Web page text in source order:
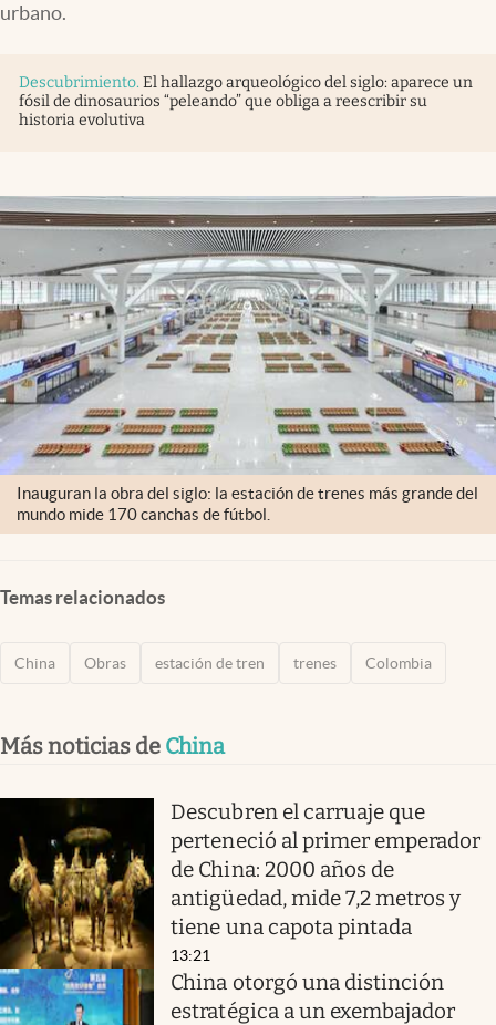
urbano.
Descubrimiento. El hallazgo arqueológico del siglo: aparece un
fósil de dinosaurios “peleando” que obliga a reescribir su
historia evolutiva
Inauguran la obra del siglo: la estación de trenes más grande del
mundo mide 170 canchas de fútbol.
Temas relacionados
China Obras estación de tren trenes Colombia
Más noticias de China
Descubren el carruaje que
perteneció al primer emperador
de China: 2000 años de
antigüedad, mide 7,2 metros y
tiene una capota pintada
13:21
China otorgó una distinción
estratégica a un exembajador